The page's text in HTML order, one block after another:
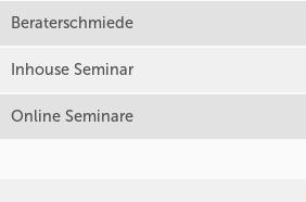
Beraterschmiede
Inhouse Seminar
Online Seminare